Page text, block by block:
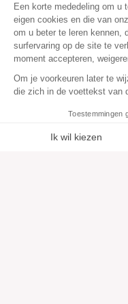
Een korte mededeling om u
eigen cookies en die van
om u beter te leren kennen,
surfervaring op de site te
moment accepteren,
Om je voorkeuren later te
die zich in de voettekst van
Toestemmingen
Ik wil kiezen
Toegevoegd aan